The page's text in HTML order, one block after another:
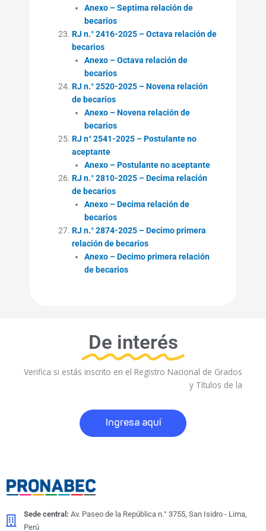
Anexo – Septima relación de
becarios
RJ n.° 2416-2025 – Octava relación de
becarios
Anexo – Octava relación de
becarios
RJ n.° 2520-2025 – Novena relación
de becarios
Anexo – Novena relación de
becarios
RJ n° 2541-2025 – Postulante no
aceptante
Anexo – Postulante no aceptante
RJ n.° 2810-2025 – Decima relación
de becarios
Anexo – Decima relación de
becarios
RJ n.° 2874-2025 – Decimo primera
relación de becarios
Anexo – Decimo primera relación
de becarios
De interés
Verifica si estás inscrito en el Registro Nacional de Grados
y Títulos de la
Ingresa aquí
Sede central: Av. Paseo de la República n.° 3755, San Isidro - Lima,
Perú